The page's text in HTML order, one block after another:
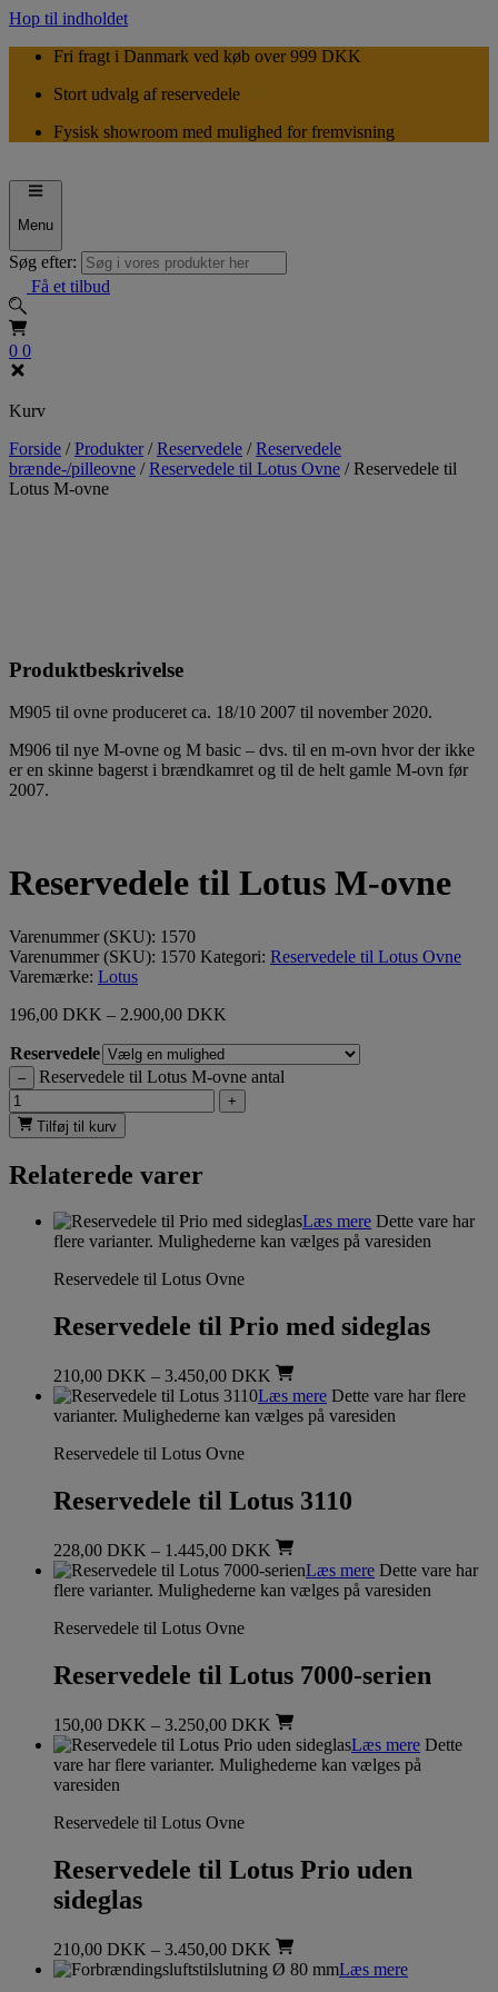
Hop til indholdet
Fri fragt i Danmark ved køb over 999 DKK
Stort udvalg af reservedele
Fysisk showroom med mulighed for fremvisning
Menu
Søg efter:
Få et tilbud
0 0
Kurv
Forside /Produkter /Reservedele /Reservedele
brænde-/pilleovne /Reservedele til Lotus Ovne /Reservedele til
Lotus M-ovne
Produktbeskrivelse
M905 til ovne produceret ca. 18/10 2007 til november 2020.
M906 til nye M-ovne og M basic – dvs. til en m-ovn hvor der ikke
er en skinne bagerst i brændkamret og til de helt gamle M-ovn før
2007.
Reservedele til Lotus M-ovne
Varenummer (SKU): 1570
Varenummer (SKU): 1570 Kategori: Reservedele til Lotus Ovne
Varemærke: Lotus
196,00 DKK – 2.900,00 DKK
Reservedele
– Reservedele til Lotus M-ovne antal
+
Tilføj til kurv
Relaterede varer
Læs mere Dette vare har
flere varianter. Mulighederne kan vælges på varesiden
Reservedele til Lotus Ovne
Reservedele til Prio med sideglas
210,00 DKK – 3.450,00 DKK
Læs mere Dette vare har flere
varianter. Mulighederne kan vælges på varesiden
Reservedele til Lotus Ovne
Reservedele til Lotus 3110
228,00 DKK – 1.445,00 DKK
Læs mere Dette vare har
flere varianter. Mulighederne kan vælges på varesiden
Reservedele til Lotus Ovne
Reservedele til Lotus 7000-serien
150,00 DKK – 3.250,00 DKK
Læs mere Dette
vare har flere varianter. Mulighederne kan vælges på
varesiden
Reservedele til Lotus Ovne
Reservedele til Lotus Prio uden
sideglas
210,00 DKK – 3.450,00 DKK
Læs mere